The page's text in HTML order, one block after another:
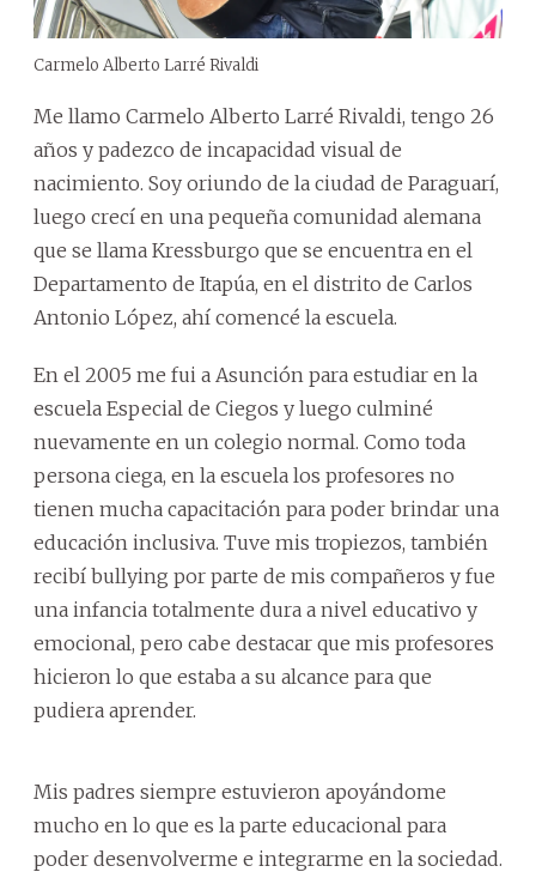
Carmelo Alberto Larré Rivaldi
Me llamo Carmelo Alberto Larré Rivaldi, tengo 26
años y padezco de incapacidad visual de
nacimiento. Soy oriundo de la ciudad de Paraguarí,
luego crecí en una pequeña comunidad alemana
que se llama Kressburgo que se encuentra en el
Departamento de Itapúa, en el distrito de Carlos
Antonio López, ahí comencé la escuela.
En el 2005 me fui a Asunción para estudiar en la
escuela Especial de Ciegos y luego culminé
nuevamente en un colegio normal. Como toda
persona ciega, en la escuela los profesores no
tienen mucha capacitación para poder brindar una
educación inclusiva. Tuve mis tropiezos, también
recibí bullying por parte de mis compañeros y fue
una infancia totalmente dura a nivel educativo y
emocional, pero cabe destacar que mis profesores
hicieron lo que estaba a su alcance para que
pudiera aprender.
Mis padres siempre estuvieron apoyándome
mucho en lo que es la parte educacional para
poder desenvolverme e integrarme en la sociedad.